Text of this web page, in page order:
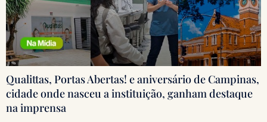
Qualittas, Portas Abertas! e aniversário de Campinas,
cidade onde nasceu a instituição, ganham destaque
na imprensa